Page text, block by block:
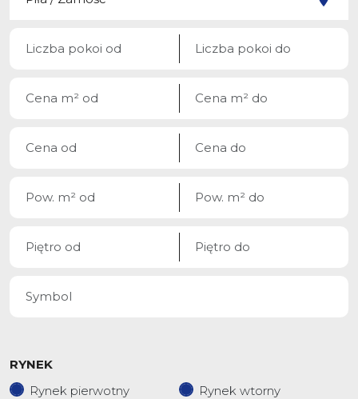
RYNEK
Rynek pierwotny
Rynek wtorny